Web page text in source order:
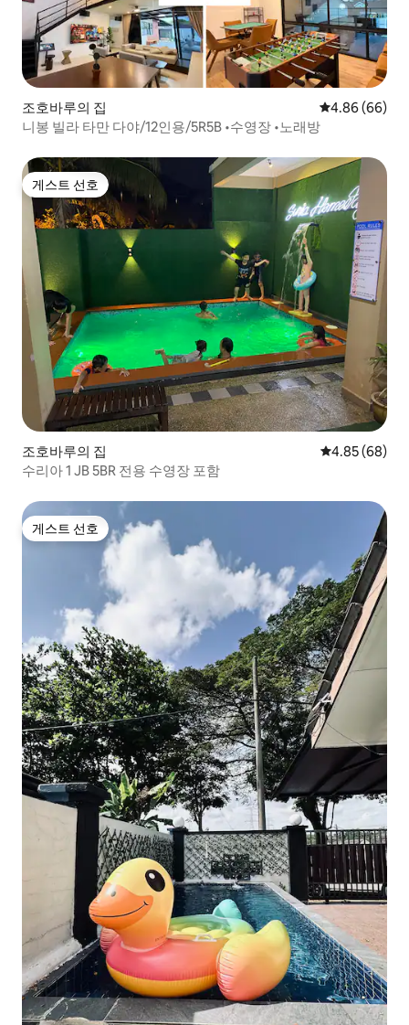
조호바루의 집 평점 4.86점(5
4.86 (66)
니봉 빌라 타만 다야/12인용/5R5B •수영장 •노래방
게스트 선호
게스트 선호
조호바루의 집 평점 4.85점(5
4.85 (68)
수리아 1 JB 5BR 전용 수영장 포함
게스트 선호
게스트 선호